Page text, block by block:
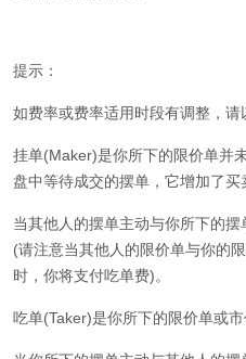
提示：
如费率或费率适用时段有调整，请
挂单(Maker)是你所下的限价单并
盘中等待成交的摆单，它增加了买
当其他人的摆单主动与你所下的
(请注意当其他人的限价单与你的
时，你将支付吃单费)。
吃单(Taker)是你所下的限价单或